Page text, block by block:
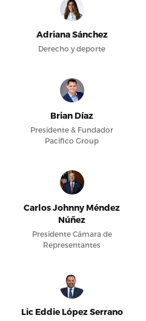
Adriana Sánchez
Derecho y deporte
Brian Díaz
Presidente & Fundador
Pacifico Group
Carlos Johnny Méndez
Núñez
Presidente Cámara de
Representantes
Lic Eddie López Serrano